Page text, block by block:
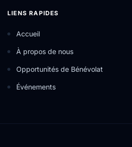
LIENS RAPIDES
Accueil
À propos de nous
Opportunités de Bénévolat
Événements